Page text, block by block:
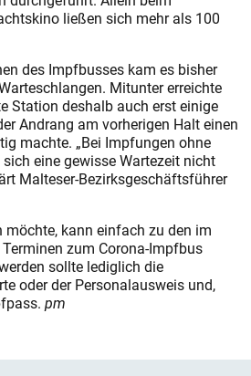
ließen sich mehr als 100
des Impfbusses kam es bisher
Mitunter erreichte
Station deshalb auch erst einige
Andrang am vorherigen Halt einen
machte. „Bei Impfungen ohne
eine gewisse Wartezeit nicht
Malteser-Bezirksgeschäftsführer
kann einfach zu den im
zum Corona-Impfbus
sollte lediglich die
oder der Personalausweis und,
pm